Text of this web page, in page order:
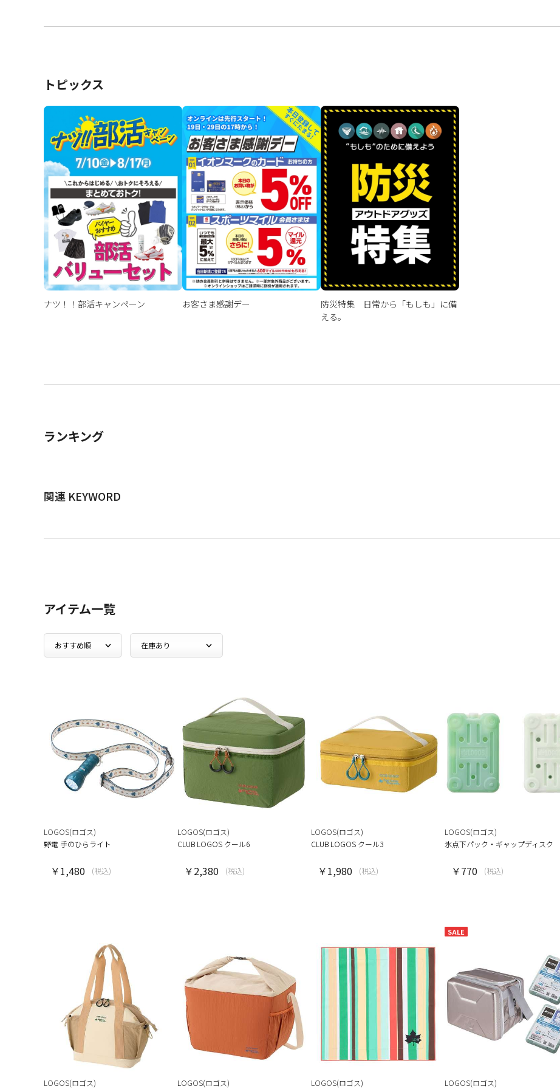
トピックス
ナツ！！部活キャンペーン お客さま感謝デー
防災特集 日常から「もしも」に備
える。
ランキング
関連 KEYWORD
LOGOS(ロゴス)
野電 手のひらライト
￥1,480 (税込)
LOGOS(ロゴス)
CLUB LOGOS クール6
￥2,380 (税込)
LOGOS(ロゴス)
CLUB LOGOS クール3
￥1,980 (税込)
LOGOS(ロゴス)
氷点下パック・ギャップディスク
￥770 (税込)
LOGOS(ロゴス) LOGOS(ロゴス) LOGOS(ロゴス)
SALE
LOGOS(ロゴス)